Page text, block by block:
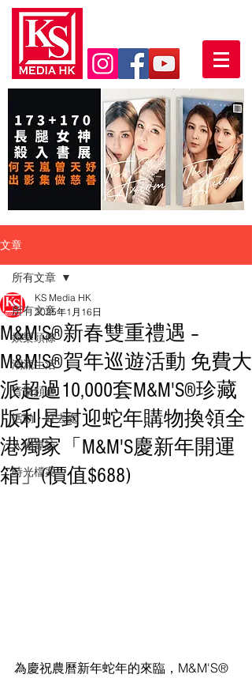
文章
所有文章
娛樂頭條
潮流生活
音樂頻道
活動・好去處
人物專訪
時光檔案
所有文章
M&M'S®新春雙重禮遇 –
M&M'S®賀年巡遊活動 免費大
派超過10,000套M&M'S®珍藏
版利是封迎蛇年購物換領全
港獨家「M&M'S慶新年開運
箱」(價值$688)
KS Media HK
2025年1月16日
為慶祝農曆新年蛇年的來臨，M&M'S®